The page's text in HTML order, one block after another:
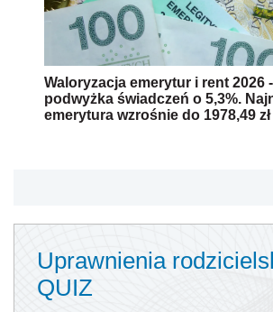
Waloryzacja emerytur i rent 2026
podwyżka świadczeń o 5,3%.
emerytura wzrośnie do 1978,49 zł
Uprawnienia
QUIZ